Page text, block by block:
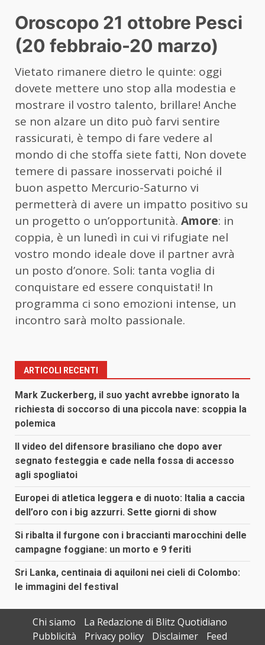
Oroscopo 21 ottobre Pesci
(20 febbraio-20 marzo)
Vietato rimanere dietro le quinte: oggi
dovete mettere uno stop alla modestia e
mostrare il vostro talento, brillare! Anche
se non alzare un dito può farvi sentire
rassicurati, è tempo di fare vedere al
mondo di che stoffa siete fatti, Non dovete
temere di passare inosservati poiché il
buon aspetto Mercurio-Saturno vi
permetterà di avere un impatto positivo su
un progetto o un’opportunità. Amore: in
coppia, è un lunedì in cui vi rifugiate nel
vostro mondo ideale dove il partner avrà
un posto d’onore. Soli: tanta voglia di
conquistare ed essere conquistati! In
programma ci sono emozioni intense, un
incontro sarà molto passionale.
ARTICOLI RECENTI
Mark Zuckerberg, il suo yacht avrebbe ignorato la
richiesta di soccorso di una piccola nave: scoppia la
polemica
Il video del difensore brasiliano che dopo aver
segnato festeggia e cade nella fossa di accesso
agli spogliatoi
Europei di atletica leggera e di nuoto: Italia a caccia
dell’oro con i big azzurri. Sette giorni di show
Si ribalta il furgone con i braccianti marocchini delle
campagne foggiane: un morto e 9 feriti
Sri Lanka, centinaia di aquiloni nei cieli di Colombo:
le immagini del festival
Chi siamo
La Redazione di Blitz Quotidiano
Pubblicità
Privacy policy Disclaimer Feed